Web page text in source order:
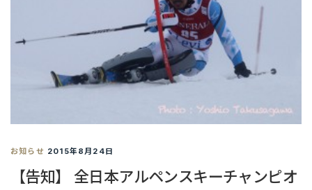
お知らせ 2015年8月24日
【告知】 全日本アルペンスキーチャンピオ